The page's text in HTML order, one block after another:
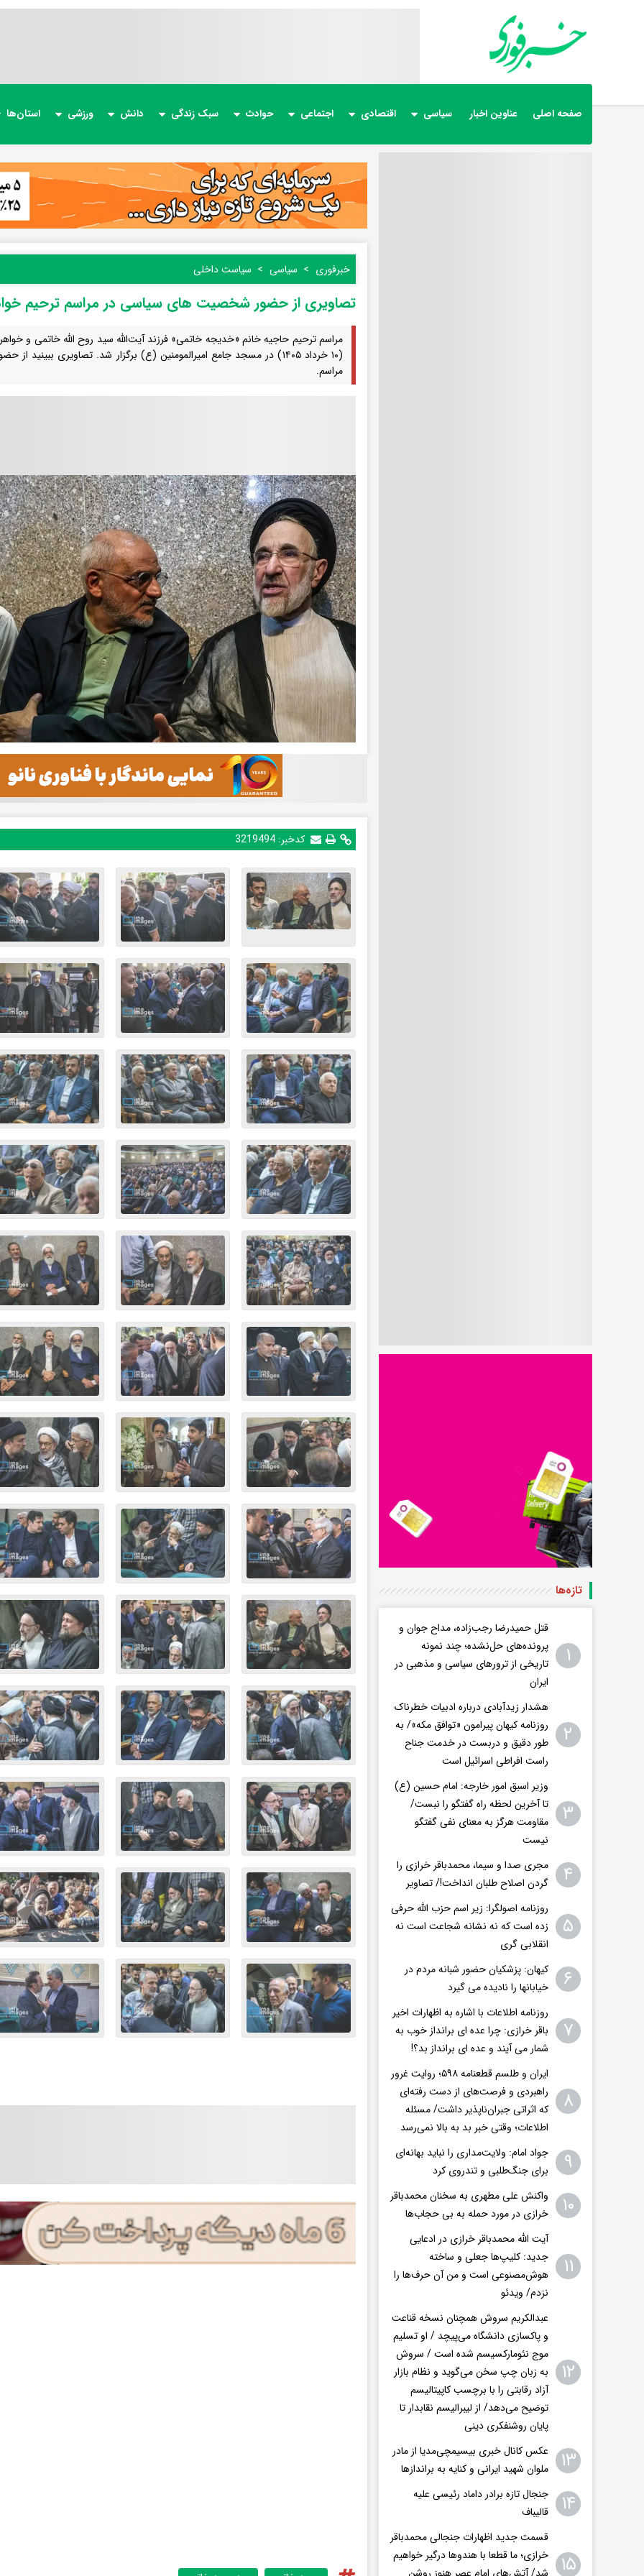
صفحه اصلی عناوین اخبار سیاسی اقتصادی اجتماعی حوادث سبک زندگی دانش ورزشی استان‌ها
خبرفوری سیاسی سیاست داخلی
تصاویری از حضور شخصیت های سیاسی در مراسم ترحیم
مراسم ترحیم حاجیه خانم «خدیجه خاتمی» فرزند آیت‌الله سید روح الله خاتمی و
(۱۰ خرداد ۱۴۰۵) در مسجد جامع امیرالمومنین (ع) برگزار شد. تصاویری
مراسم.
کدخبر:3219494
تازه‌ها
۱
قتل حمیدرضا رجب‌زاده، مداح جوان و
پرونده‌های حل‌نشده؛ چند نمونه
تاریخی از ترورهای سیاسی و مذهبی در
ایران
۲
هشدار زیدآبادی درباره ادبیات خطرناک
روزنامه کیهان پیرامون «توافق مکه»/ به
طور دقیق و دربست در خدمت جناح
راست افراطی اسرائیل است
۳
وزیر اسبق امور خارجه: امام حسین (ع)
تا آخرین لحظه راه گفتگو را نبست/
مقاومت هرگز به معنای نفی گفتگو
نیست
۴
مجری صدا و سیما، محمدباقر خرازی را
گردن اصلاح طلبان انداخت!/ تصاویر
۵
روزنامه اصولگرا: زیر اسم حزب الله حرفی
زده است که نه نشانه شجاعت است نه
انقلابی گری
۶
کیهان: پزشکیان حضور شبانه مردم در
خیابانها را نادیده می گیرد
۷
روزنامه اطلاعات با اشاره به اظهارات اخیر
باقر خرازی: چرا عده ای برانداز خوب به
شمار می آیند و عده ای برانداز بد؟!
۸
ایران و طلسم قطعنامه ۵۹۸؛ روایت غرور
راهبردی و فرصت‌های از دست رفته‌ای
که اثراتی جبران‌ناپذیر داشت/ مسئله
اطلاعات؛ وقتی خبر بد به بالا نمی‌رسد
۹
جواد امام: ولایت‌مداری را نباید بهانه‌ای
برای جنگ‌طلبی و تندروی کرد
۱۰
واکنش علی مطهری به سخنان محمدباقر
خرازی در مورد حمله به بی حجاب‌ها
۱۱
آیت الله محمدباقر خرازی در ادعایی
جدید: کلیپ‌ها جعلی و ساخته
هوش‌مصنوعی است و من آن حرف‌ها را
نزدم/ ویدئو
۱۲
عبدالکریم سروش همچنان نسخه قناعت
و پاکسازی دانشگاه می‌پیچد / او تسلیم
موج نئومارکسیسم شده است / سروش
به زبان چپ سخن می‌گوید و نظام بازار
آزاد رقابتی را با برچسب کاپیتالیسم
توضیح می‌دهد/ از لیبرالیسم نقابدار تا
پایان روشنفکری دینی
۱۳
عکس کانال خبری بیسیمچی‌مدیا از مادر
ملوان شهید ایرانی و کنایه به براندازها
۱۴
جنجال تازه برادر داماد رئیسی علیه
قالیباف
۱۵
قسمت جدید اظهارات جنجالی محمدباقر
خرازی؛ ما قطعا با هندوها درگیر خواهیم